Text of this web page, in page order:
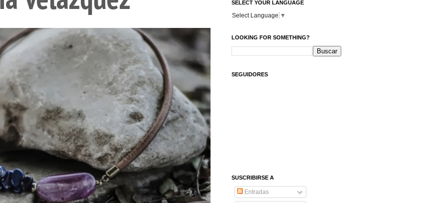
SELECT YOUR LANGUAGE
Select Language ▼
LOOKING FOR SOMETHING?
SEGUIDORES
SUSCRIBIRSE A
Entradas